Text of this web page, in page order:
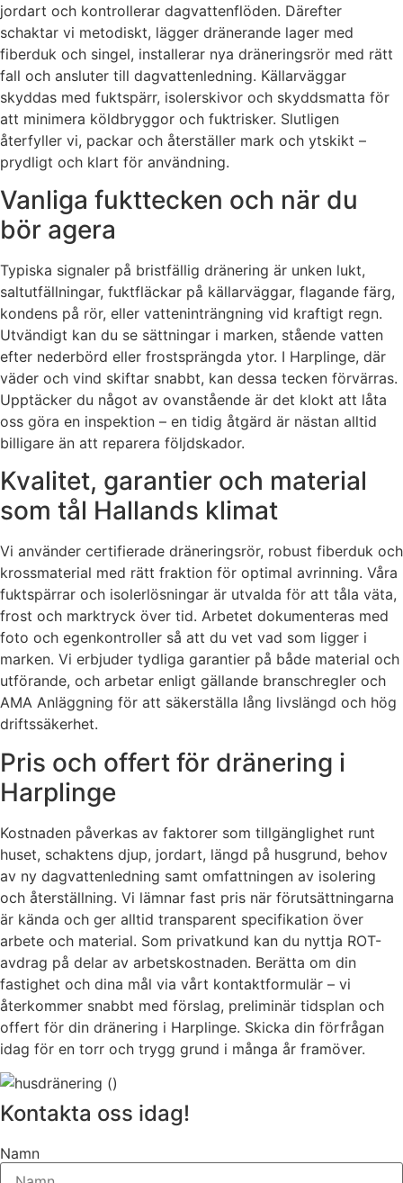
jordart och kontrollerar dagvattenflöden. Därefter
schaktar vi metodiskt, lägger dränerande lager med
fiberduk och singel, installerar nya dräneringsrör med rätt
fall och ansluter till dagvattenledning. Källarväggar
skyddas med fuktspärr, isolerskivor och skyddsmatta för
att minimera köldbryggor och fuktrisker. Slutligen
återfyller vi, packar och återställer mark och ytskikt –
prydligt och klart för användning.
Vanliga fukttecken och när du
bör agera
Typiska signaler på bristfällig dränering är unken lukt,
saltutfällningar, fuktfläckar på källarväggar, flagande färg,
kondens på rör, eller vatteninträngning vid kraftigt regn.
Utvändigt kan du se sättningar i marken, stående vatten
efter nederbörd eller frostsprängda ytor. I Harplinge, där
väder och vind skiftar snabbt, kan dessa tecken förvärras.
Upptäcker du något av ovanstående är det klokt att låta
oss göra en inspektion – en tidig åtgärd är nästan alltid
billigare än att reparera följdskador.
Kvalitet, garantier och material
som tål Hallands klimat
Vi använder certifierade dräneringsrör, robust fiberduk och
krossmaterial med rätt fraktion för optimal avrinning. Våra
fuktspärrar och isolerlösningar är utvalda för att tåla väta,
frost och marktryck över tid. Arbetet dokumenteras med
foto och egenkontroller så att du vet vad som ligger i
marken. Vi erbjuder tydliga garantier på både material och
utförande, och arbetar enligt gällande branschregler och
AMA Anläggning för att säkerställa lång livslängd och hög
driftssäkerhet.
Pris och offert för dränering i
Harplinge
Kostnaden påverkas av faktorer som tillgänglighet runt
huset, schaktens djup, jordart, längd på husgrund, behov
av ny dagvattenledning samt omfattningen av isolering
och återställning. Vi lämnar fast pris när förutsättningarna
är kända och ger alltid transparent specifikation över
arbete och material. Som privatkund kan du nyttja ROT-
avdrag på delar av arbetskostnaden. Berätta om din
fastighet och dina mål via vårt kontaktformulär – vi
återkommer snabbt med förslag, preliminär tidsplan och
offert för din dränering i Harplinge. Skicka din förfrågan
idag för en torr och trygg grund i många år framöver.
Kontakta oss idag!
Namn